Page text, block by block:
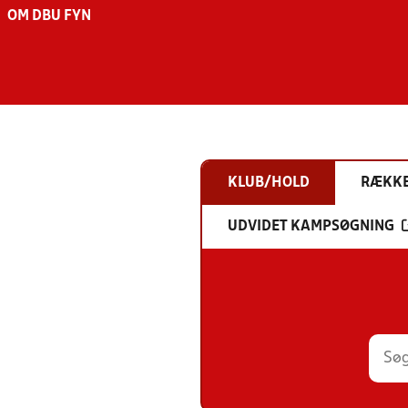
OM DBU FYN
KLUB/HOLD
UDVIDET KAMPSØGNING